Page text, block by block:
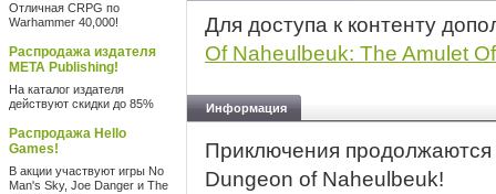
Отличная CRPG по
Warhammer 40,000!
Распродажа издателя
META Publishing!
На каталог издателя
действуют скидки до 85%
Распродажа Hello
Games!
В акции участвуют игры No
Man's Sky, Joe Danger и The
Для доступа к контенту
Of Naheulbeuk: The Amulet
Информация
Приключения
Dungeon of Naheulbeuk!